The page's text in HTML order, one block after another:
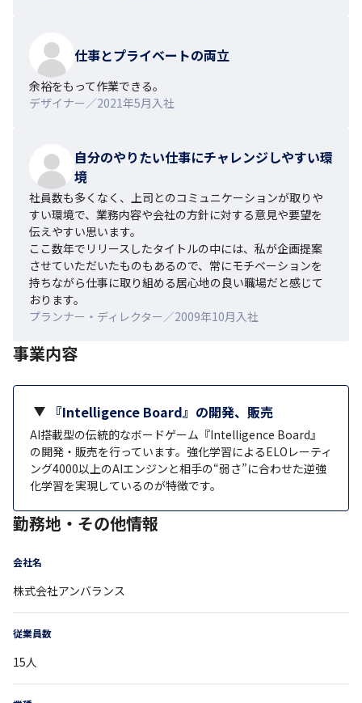
仕事とプライベートの両立
余裕をもって作業できる。
デザイナー／2021年5月入社
自分のやりたい仕事にチャレンジしやすい環
境
社員数も多くなく、上司とのコミュニケーションが取りや
すい環境で、業務内容や会社の方針に対する意見や要望を
伝えやすい思います。
ここ数年でリリースしたタイトルの中には、私が企画提案
させていただいたものもあるので、常にモチベーションを
持ちながら仕事に取り組める居心地の良い職場だと感じて
おります。
プランナー・ディレクター／2009年10月入社
事業内容
『Intelligence Board』の開発、販売
AI搭載型の伝統的なボードゲーム『Intelligence Board』
の開発・販売を行っています。強化学習によるELOレーティ
ング4000以上のAIエンジンと相手の“弱さ”に合わせた逆強
化学習を実現しているのが特徴です。
勤務地・その他情報
会社名
株式会社アンバランス
従業員数
15人